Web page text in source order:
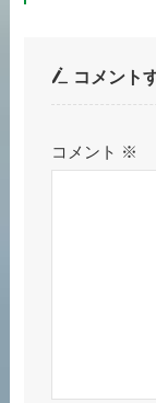
コメント
コメント ※